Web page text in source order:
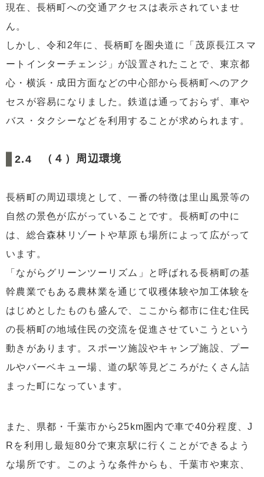
現在、長柄町への交通アクセスは表示されていませ
ん。
しかし、令和2年に、長柄町を圏央道に「茂原長江スマ
ートインターチェンジ」が設置されたことで、東京都
心・横浜・成田方面などの中心部から長柄町へのアク
セスが容易になりました。鉄道は通っておらず、車や
バス・タクシーなどを利用することが求められます。
（４）周辺環境
長柄町の周辺環境として、一番の特徴は里山風景等の
自然の景色が広がっていることです。長柄町の中に
は、総合森林リゾートや草原も場所によって広がって
います。
「ながらグリーンツーリズム」と呼ばれる長柄町の基
幹農業でもある農林業を通じて収穫体験や加工体験を
はじめとしたものも盛んで、ここから都市に住む住民
の長柄町の地域住民の交流を促進させていこうという
動きがあります。スポーツ施設やキャンプ施設、プー
ルやバーベキュー場、道の駅等見どころがたくさん詰
まった町になっています。
また、県都・千葉市から25km圏内で車で40分程度、J
Rを利用し最短80分で東京駅に行くことができるよう
な場所です。このような条件からも、千葉市や東京、